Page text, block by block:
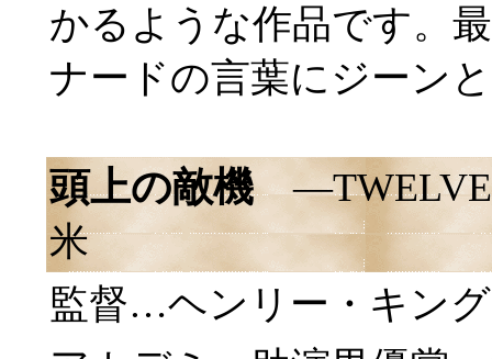
かるような作品です。
ナードの言葉にジーン
頭上の敵機―TWELVE
米
監督…ヘンリー・キン